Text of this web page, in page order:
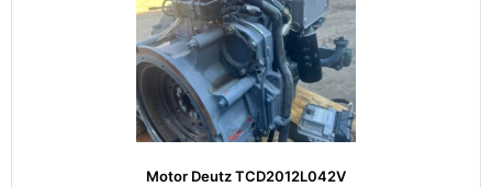
Motor Deutz TCD2012L042V